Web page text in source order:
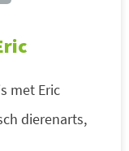
met Eric
dierenarts,